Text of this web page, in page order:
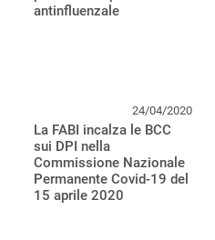
antinfluenzale
24/04/2020
La FABI incalza le BCC
sui DPI nella
Commissione Nazionale
Permanente Covid-19 del
15 aprile 2020